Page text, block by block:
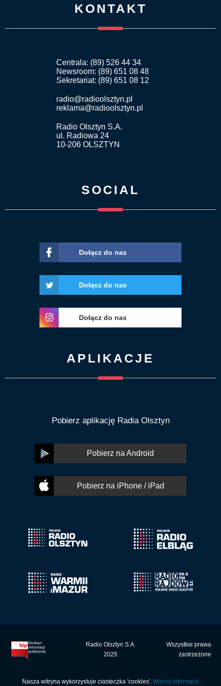
KONTAKT
Centrala: (89) 526 44 34
Newsroom: (89) 651 08 48
Sekretariat: (89) 651 08 12
radio@radioolsztyn.pl
reklama@radioolsztyn.pl
Radio Olsztyn S.A.
ul. Radiowa 24
10-206 OLSZTYN
SOCIAL
Dołącz do nas
Dołącz do nas
Dołącz do nas
APLIKACJE
Pobierz aplikację Radia Olsztyn
Pobierz na Android
Pobierz na iPhone / iPad
Radio Olsztyn S.A.
2025
Wszystkie prawa
zastrzeżone
Nasza witryna wykorzystuje ciasteczka 'cookies'. Więcej informacji